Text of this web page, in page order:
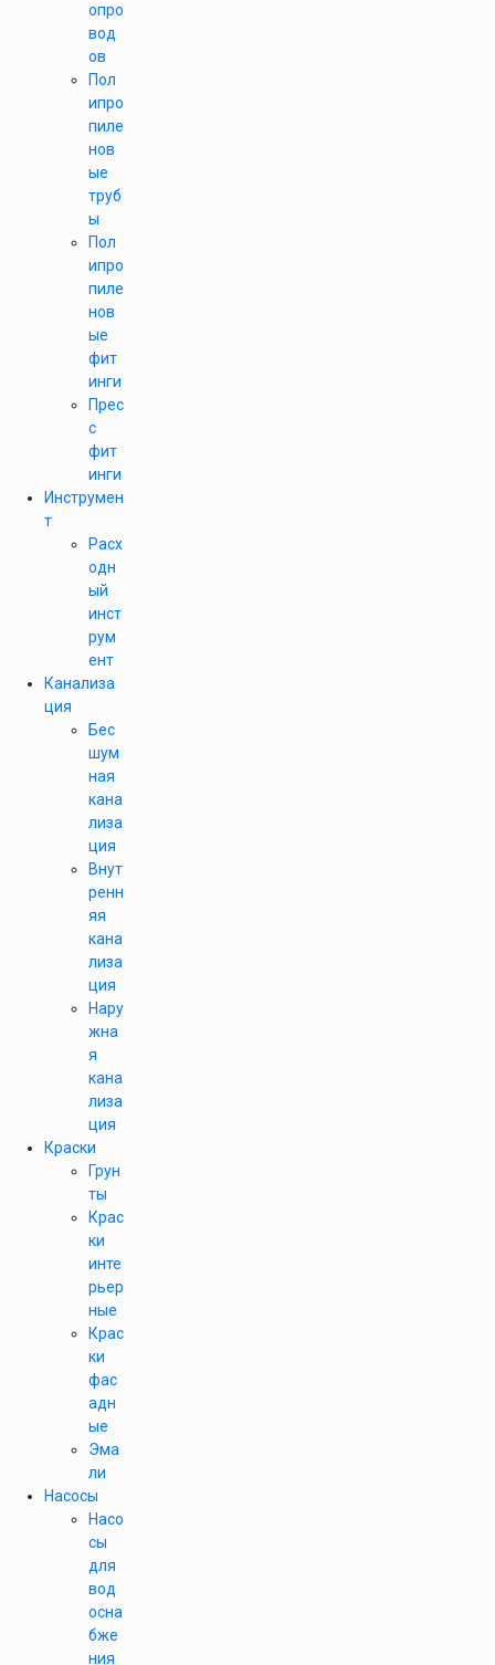
опро
вод
ов
Пол
ипро
пиле
нов
ые
труб
ы
Пол
ипро
пиле
нов
ые
фит
инги
Прес
с
фит
инги
Инструмен
т
Расх
одн
ый
инст
рум
ент
Канализа
ция
Бес
шум
ная
кана
лиза
ция
Внут
ренн
яя
кана
лиза
ция
Нару
жна
я
кана
лиза
ция
Краски
Грун
ты
Крас
ки
инте
рьер
ные
Крас
ки
фас
адн
ые
Эма
ли
Насосы
Насо
сы
для
вод
осна
бже
ния